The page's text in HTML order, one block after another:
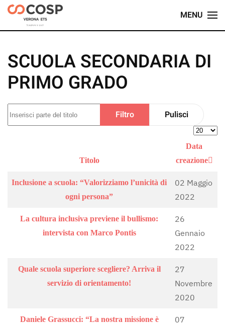
Skip
main
content
MENU
SCUOLA SECONDARIA DI
PRIMO GRADO
Inserisci parte del titolo Filtro Pulisci
Titolo
Data
creazione
Inclusione a scuola: “Valorizziamo l’unicità di
ogni persona”
02 Maggio
2022
La cultura inclusiva previene il bullismo:
intervista con Marco Pontis
26
Gennaio
2022
Quale scuola superiore scegliere? Arriva il
servizio di orientamento!
27
Novembre
2020
Daniele Grassucci: “La nostra missione è
07